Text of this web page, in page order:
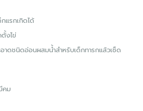
แรกเกิดได้
ตั้งไข่
อาดชนิดอ่อนผสมน้ำสำหรับเด็กทารกแล้วเช็ด
คม